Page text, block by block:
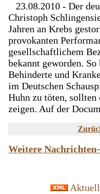
23.08.2010 - Der
Christoph
Jahren an Krebs
provokanten
gesellschaftlichem
bekannt geworden.
Behinderte und
im Deutschen
Huhn zu töten, sollten
zeigen. Auf der
Weitere